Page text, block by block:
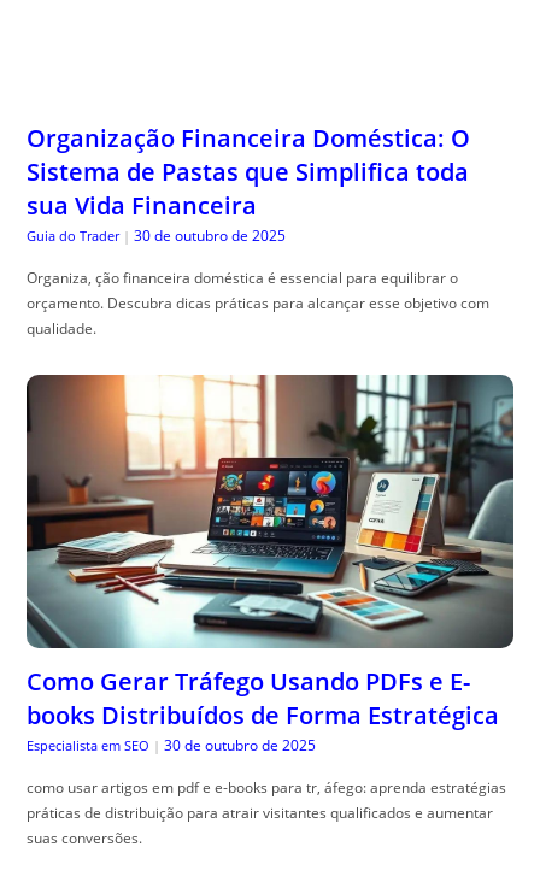
Organização Financeira Doméstica: O
Sistema de Pastas que Simplifica toda
sua Vida Financeira
Guia do Trader | 30 de outubro de 2025
Organiza, ção financeira doméstica é essencial para equilibrar o
orçamento. Descubra dicas práticas para alcançar esse objetivo com
qualidade.
Como Gerar Tráfego Usando PDFs e E-
books Distribuídos de Forma Estratégica
Especialista em SEO | 30 de outubro de 2025
como usar artigos em pdf e e-books para tr, áfego: aprenda estratégias
práticas de distribuição para atrair visitantes qualificados e aumentar
suas conversões.